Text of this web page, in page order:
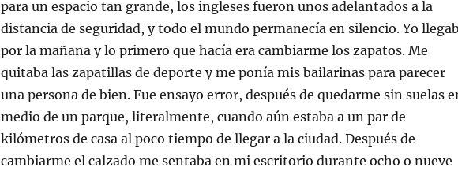
para un espacio tan grande, los ingleses fueron unos adelantados a la
distancia de seguridad, y todo el mundo permanecía en silencio. Yo
por la mañana y lo primero que hacía era cambiarme los zapatos. Me
quitaba las zapatillas de deporte y me ponía mis bailarinas para parecer
una persona de bien. Fue ensayo error, después de quedarme sin suelas
medio de un parque, literalmente, cuando aún estaba a un par de
kilómetros de casa al poco tiempo de llegar a la ciudad. Después de
cambiarme el calzado me sentaba en mi escritorio durante ocho o nueve